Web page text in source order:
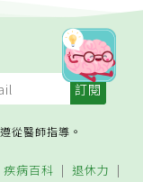
從醫師指導。
疾病百科 退休力